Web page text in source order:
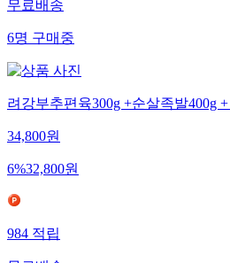
무료배송
6명구매중
려강부추편육300g +순살족발400g
34,800원
6%32,800원
984적립